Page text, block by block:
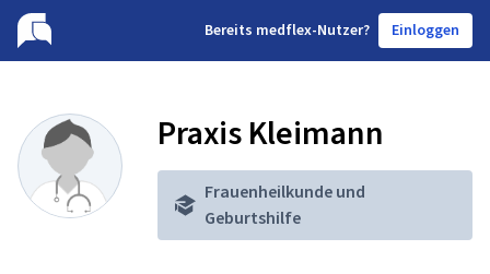
Bereits medflex-Nutzer? Einloggen
Praxis Kleimann
Frauenheilkunde und
Geburtshilfe